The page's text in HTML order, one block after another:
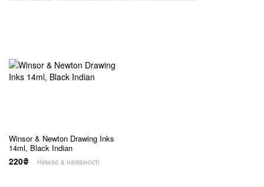
Winsor & Newton Drawing Inks
14ml, Black Indian
220₴ Немає в наявності